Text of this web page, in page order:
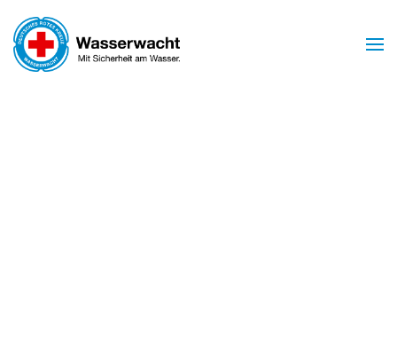
Zum Hauptinhalt springen